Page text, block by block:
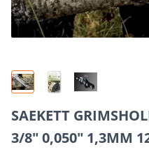
SAEKETT
3/8" 0,050" 1,3MM